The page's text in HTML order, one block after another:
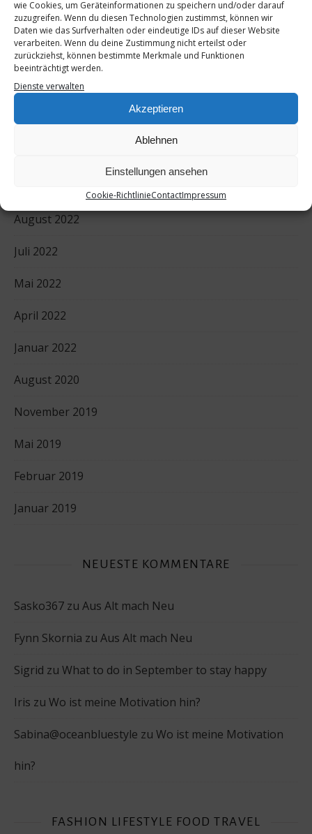
wie Cookies, um Geräteinformationen zu speichern und/oder darauf
zuzugreifen. Wenn du diesen Technologien zustimmst, können wir
Daten wie das Surfverhalten oder eindeutige IDs auf dieser Website
verarbeiten. Wenn du deine Zustimmung nicht erteilst oder
zurückziehst, können bestimmte Merkmale und Funktionen
beeinträchtigt werden.
Dienste verwalten
Akzeptieren
Ablehnen
Einstellungen ansehen
Cookie-RichtlinieContactImpressum
ARCHIV
August 2022
Juli 2022
Mai 2022
April 2022
Januar 2022
August 2020
November 2019
Mai 2019
Februar 2019
Januar 2019
NEUESTE KOMMENTARE
Sasko367 zu Aus Alt mach Neu
Fynn Skornia zu Aus Alt mach Neu
Sigrid zu What to do in September to stay happy
Iris zu Wo ist meine Motivation hin?
Sabina@oceanbluestyle zu Wo ist meine Motivation
hin?
FASHION LIFESTYLE FOOD TRAVEL